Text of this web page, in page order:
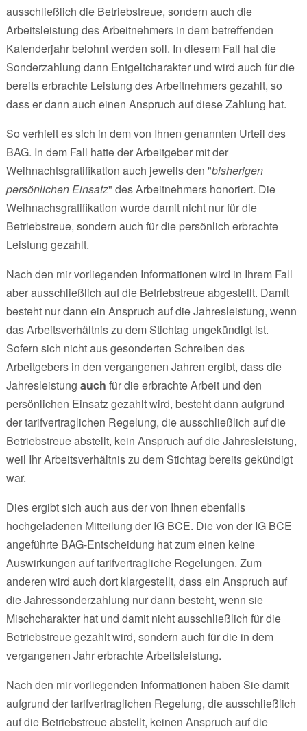
ausschließlich die Betriebstreue, sondern auch die
Arbeitsleistung des Arbeitnehmers in dem betreffenden
Kalenderjahr belohnt werden soll. In diesem Fall hat die
Sonderzahlung dann Entgeltcharakter und wird auch für die
bereits erbrachte Leistung des Arbeitnehmers gezahlt, so
dass er dann auch einen Anspruch auf diese Zahlung hat.
So verhielt es sich in dem von Ihnen genannten Urteil des
BAG. In dem Fall hatte der Arbeitgeber mit der
Weihnachtsgratifikation auch jeweils den "bisherigen
persönlichen Einsatz" des Arbeitnehmers honoriert. Die
Weihnachsgratifikation wurde damit nicht nur für die
Betriebstreue, sondern auch für die persönlich erbrachte
Leistung gezahlt.
Nach den mir vorliegenden Informationen wird in Ihrem Fall
aber ausschließlich auf die Betriebstreue abgestellt. Damit
besteht nur dann ein Anspruch auf die Jahresleistung, wenn
das Arbeitsverhältnis zu dem Stichtag ungekündigt ist.
Sofern sich nicht aus gesonderten Schreiben des
Arbeitgebers in den vergangenen Jahren ergibt, dass die
Jahresleistung auch für die erbrachte Arbeit und den
persönlichen Einsatz gezahlt wird, besteht dann aufgrund
der tarifvertraglichen Regelung, die ausschließlich auf die
Betriebstreue abstellt, kein Anspruch auf die Jahresleistung,
weil Ihr Arbeitsverhältnis zu dem Stichtag bereits gekündigt
war.
Dies ergibt sich auch aus der von Ihnen ebenfalls
hochgeladenen Mitteilung der IG BCE. Die von der IG BCE
angeführte BAG-Entscheidung hat zum einen keine
Auswirkungen auf tarifvertragliche Regelungen. Zum
anderen wird auch dort klargestellt, dass ein Anspruch auf
die Jahressonderzahlung nur dann besteht, wenn sie
Mischcharakter hat und damit nicht ausschließlich für die
Betriebstreue gezahlt wird, sondern auch für die in dem
vergangenen Jahr erbrachte Arbeitsleistung.
Nach den mir vorliegenden Informationen haben Sie damit
aufgrund der tarifvertraglichen Regelung, die ausschließlich
auf die Betriebstreue abstellt, keinen Anspruch auf die